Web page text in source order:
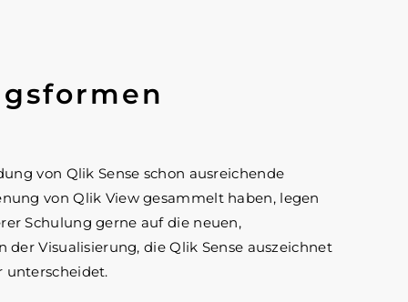
von Qlik Sense schon ausreichende
von Qlik View gesammelt haben, legen
Schulung gerne auf die neuen,
der Visualisierung, die Qlik Sense auszeichnet
unterscheidet.